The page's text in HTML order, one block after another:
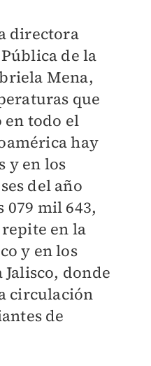
directora
de la
Mena,
que
en todo el
hay
y en los
del año
079 mil 643,
en la
y en los
Jalisco, donde
circulación
de